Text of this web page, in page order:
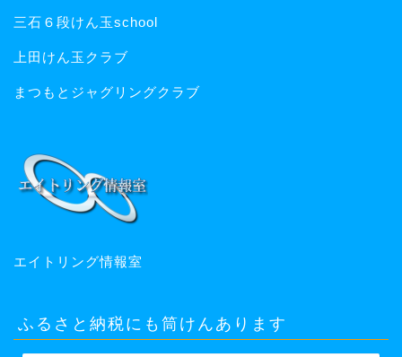
三石６段けん玉school
上田けん玉クラブ
まつもとジャグリングクラブ
エイトリング情報室
ふるさと納税にも筒けんあります